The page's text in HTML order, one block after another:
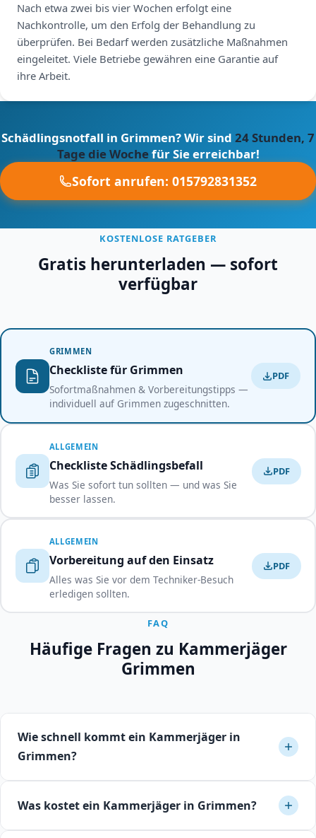
Nach etwa zwei bis vier Wochen erfolgt eine
Nachkontrolle, um den Erfolg der Behandlung zu
überprüfen. Bei Bedarf werden zusätzliche Maßnahmen
eingeleitet. Viele Betriebe gewähren eine Garantie auf
ihre Arbeit.
Schädlingsnotfall in Grimmen? Wir sind 24 Stunden, 7
Tage die Wochefür Sie erreichbar!
Sofort anrufen: 015792831352
KOSTENLOSE RATGEBER
Gratis herunterladen — sofort
verfügbar
GRIMMEN
Checkliste für Grimmen
Sofortmaßnahmen & Vorbereitungstipps —
individuell auf Grimmen zugeschnitten.
PDF
ALLGEMEIN
Checkliste Schädlingsbefall
Was Sie sofort tun sollten — und was Sie
besser lassen.
PDF
ALLGEMEIN
Vorbereitung auf den Einsatz
Alles was Sie vor dem Techniker-Besuch
erledigen sollten.
PDF
FAQ
Häufige Fragen zu Kammerjäger
Grimmen
Wie schnell kommt ein Kammerjäger in
Grimmen?
Reaktionszeit von 24 bis 48 Stunden rechnen. Bei
akutem Befall bieten viele Betriebe auch
Was kostet ein Kammerjäger in Grimmen?